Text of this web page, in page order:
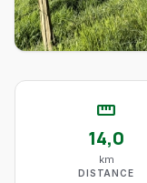
straighten
14,0
km
DISTANCE